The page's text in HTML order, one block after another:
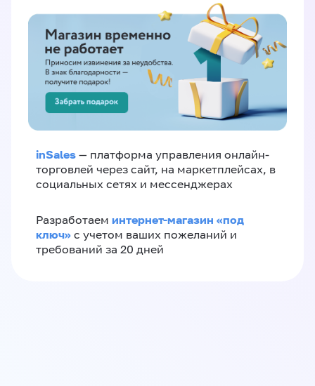
inSales — платформа управления онлайн-
торговлей через сайт, на маркетплейсах, в
социальных сетях и мессенджерах
Разработаем интернет-магазин «‎под
ключ»‎ с учетом ваших пожеланий и
требований за 20 дней